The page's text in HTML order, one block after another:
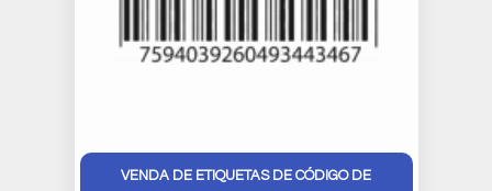
VENDA DE ETIQUETAS DE CÓDIGO DE